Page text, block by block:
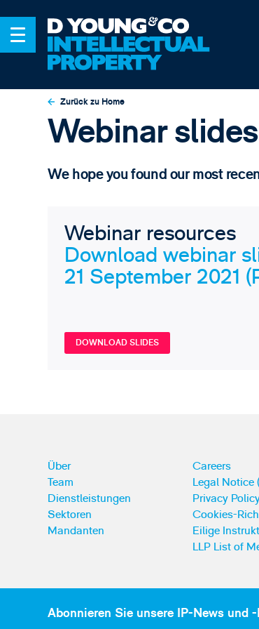
Zurück zu Home
Webinar
We hope you found our most
Webinar resources
Download webinar
21 September 2021
DOWNLOAD SLIDES
Über
Team
Dienstleistungen
Sektoren
Mandanten
Careers
Legal Notice
Privacy
Cookies-
Eilige
LLP List of
Abonnieren Sie unsere IP-News und